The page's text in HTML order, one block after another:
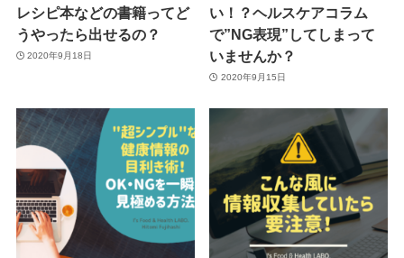
レシピ本などの書籍ってど
うやったら出せるの？
2020年9月18日
い！？ヘルスケアコラム
で”NG表現”してしまって
いませんか？
2020年9月15日